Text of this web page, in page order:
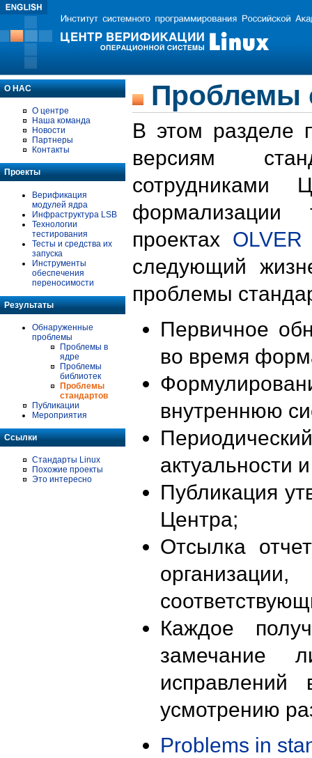
О НАС
О центре
Наша команда
Новости
Партнеры
Контакты
Проекты
Верификация
модулей ядра
Инфраструктура LSB
Технологии
тестирования
Тесты и средства их
запуска
Инструменты
обеспечения
переносимости
Результаты
Обнаруженные
проблемы
Проблемы в
ядре
Проблемы
библиотек
Проблемы
стандартов
Публикации
Мероприятия
Ссылки
Стандарты Linux
Похожие проекты
Это интересно
Проблемы
В этом разделе
версиям
формализации
проектах OLVER
следующий
проблемы
Первичное
во время
внутреннюю
актуальности
Публикация
Центра;
Отсылка
Каждое
замечание
исправлений
усмотрению
Problems in